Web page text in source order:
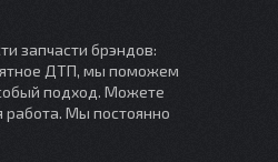
запчасти брэндов:
ДТП, мы поможем
подход. Можете
работа. Мы постоянно